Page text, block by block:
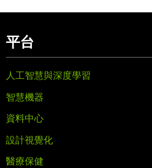
平台
人工智慧與深度學習
智慧機器
資料中心
設計視覺化
醫療保健